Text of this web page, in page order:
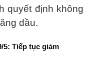
quyết định không
dầu.
5: Tiếp tục giảm